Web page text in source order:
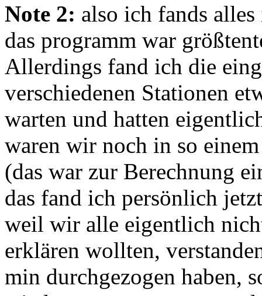
Note 2: also ich fands
das programm war
Allerdings fand ich die
verschiedenen Stationen
warten und hatten
waren wir noch in so
(das war zur Berechnung
das fand ich persönlich
weil wir alle eigentlich
erklären wollten,
min durchgezogen haben,